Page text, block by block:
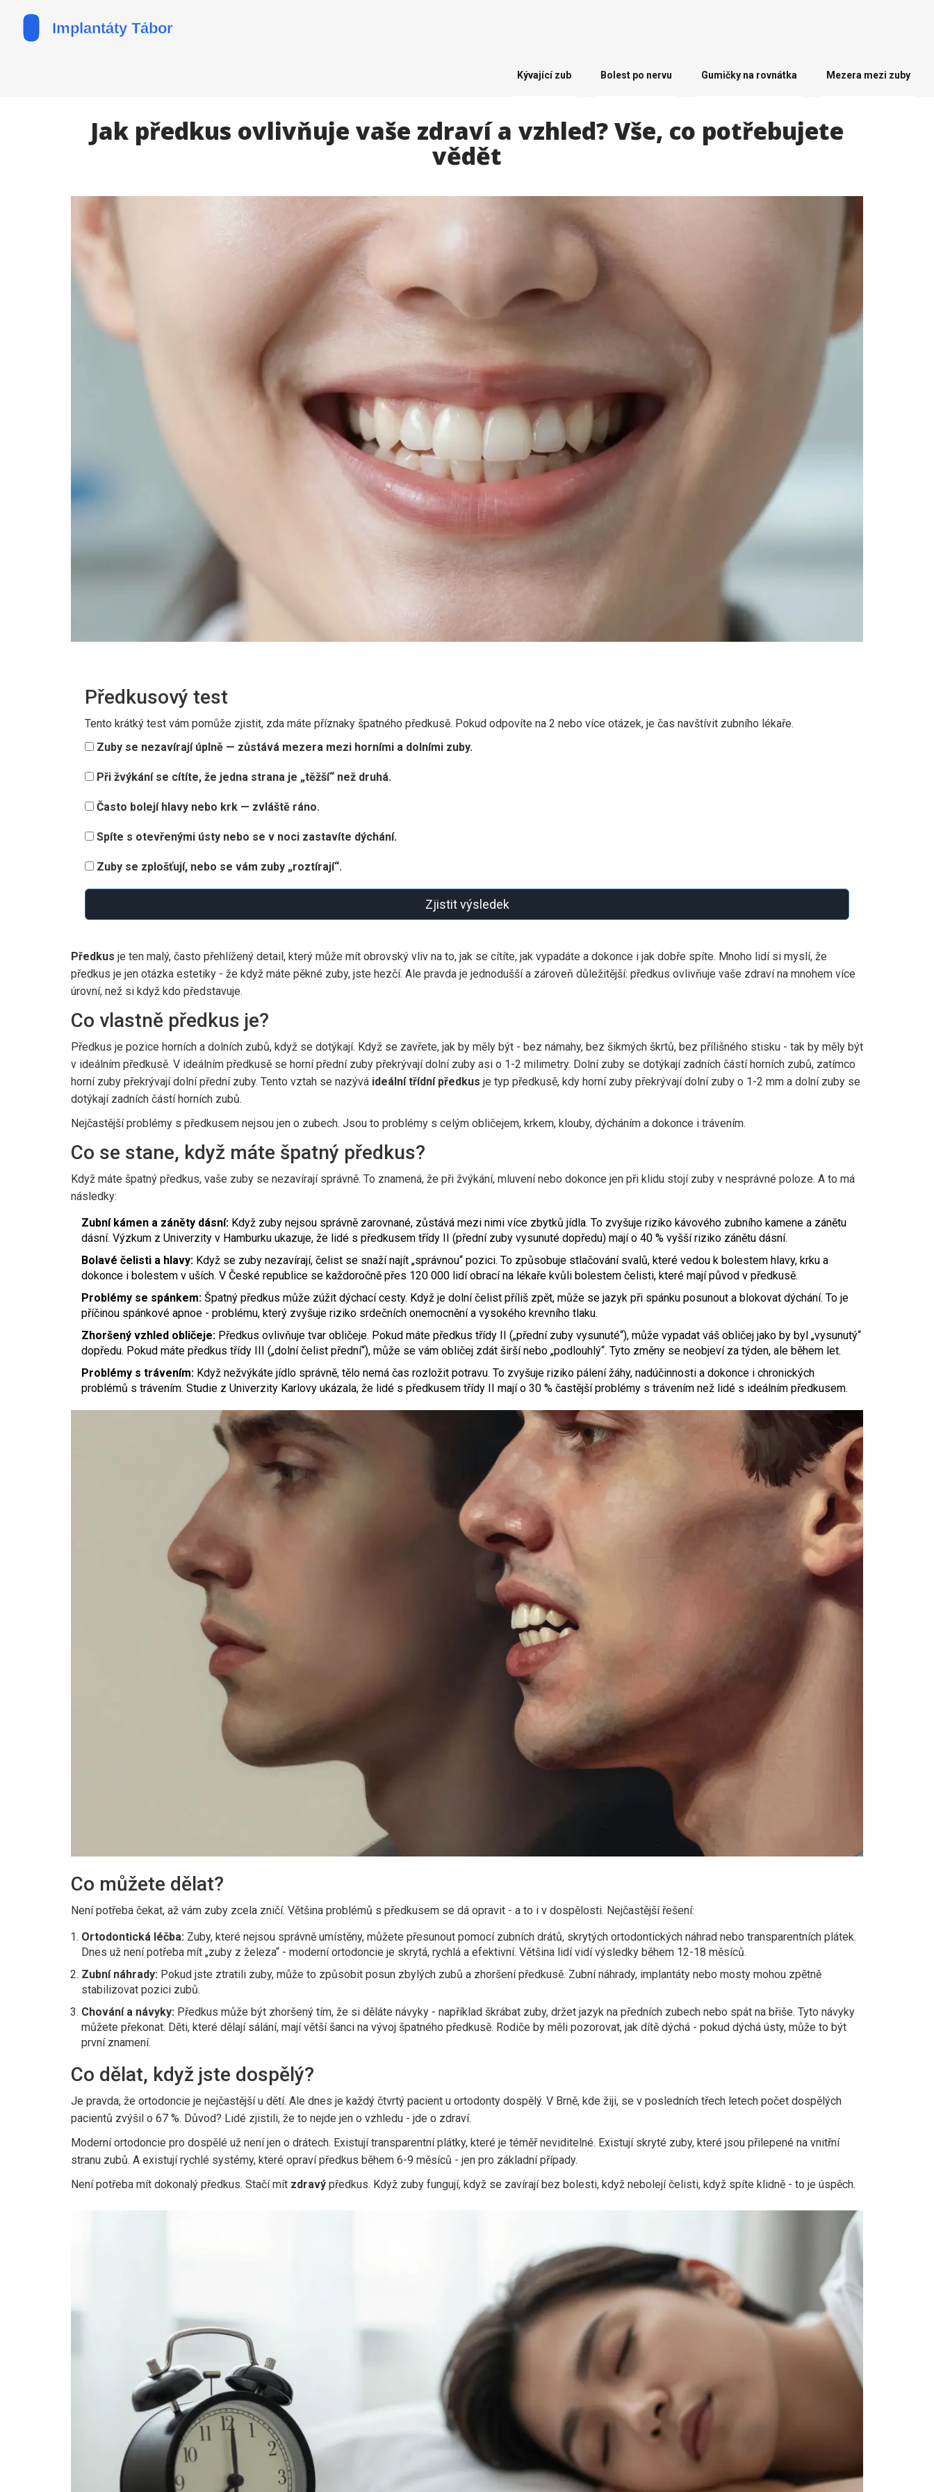
Kývající zub Bolest po nervu Gumičky na rovnátka Mezera mezi zuby
Jak předkus ovlivňuje vaše zdraví a vzhled? Vše, co potřebujete
vědět
Předkusový test
Tento krátký test vám pomůže zjistit, zda máte příznaky špatného předkusě. Pokud odpovíte na 2 nebo více otázek, je čas navštívit zubního lékaře.
Zuby se nezavírají úplně — zůstává mezera mezi horními a dolními zuby.
Při žvýkání se cítíte, že jedna strana je „těžší“ než druhá.
Často bolejí hlavy nebo krk — zvláště ráno.
Spíte s otevřenými ústy nebo se v noci zastavíte dýchání.
Zuby se zplošťují, nebo se vám zuby „roztírají“.
Zjistit výsledek
Předkus je ten malý, často přehlížený detail, který může mít obrovský vliv na to, jak se cítíte, jak vypadáte a dokonce i jak dobře spíte. Mnoho lidí si myslí, že
předkus je jen otázka estetiky - že když máte pěkné zuby, jste hezčí. Ale pravda je jednodušší a zároveň důležitější: předkus ovlivňuje vaše zdraví na mnohem více
úrovní, než si když kdo představuje.
Co vlastně předkus je?
Předkus je pozice horních a dolních zubů, když se dotýkají. Když se zavřete, jak by měly být - bez námahy, bez šikmých škrtů, bez přílišného stisku - tak by měly být
v ideálním předkusě. V ideálním předkusě se horní přední zuby překrývají dolní zuby asi o 1-2 milimetry. Dolní zuby se dotýkají zadních částí horních zubů, zatímco
horní zuby překrývají dolní přední zuby. Tento vztah se nazývá ideální třídní předkus je typ předkusě, kdy horní zuby překrývají dolní zuby o 1-2 mm a dolní zuby se
dotýkají zadních částí horních zubů.
Nejčastější problémy s předkusem nejsou jen o zubech. Jsou to problémy s celým obličejem, krkem, klouby, dýcháním a dokonce i trávením.
Co se stane, když máte špatný předkus?
Když máte špatný předkus, vaše zuby se nezavírají správně. To znamená, že při žvýkání, mluvení nebo dokonce jen při klidu stojí zuby v nesprávné poloze. A to má
následky:
Zubní kámen a záněty dásní: Když zuby nejsou správně zarovnané, zůstává mezi nimi více zbytků jídla. To zvyšuje riziko kávového zubního kamene a zánětu
dásní. Výzkum z Univerzity v Hamburku ukazuje, že lidé s předkusem třídy II (přední zuby vysunuté dopředu) mají o 40 % vyšší riziko zánětu dásní.
Bolavé čelisti a hlavy: Když se zuby nezavírají, čelist se snaží najít „správnou“ pozici. To způsobuje stlačování svalů, které vedou k bolestem hlavy, krku a
dokonce i bolestem v uších. V České republice se každoročně přes 120 000 lidí obrací na lékaře kvůli bolestem čelisti, které mají původ v předkusě.
Problémy se spánkem: Špatný předkus může zúžit dýchací cesty. Když je dolní čelist příliš zpět, může se jazyk při spánku posunout a blokovat dýchání. To je
příčinou spánkové apnoe - problému, který zvyšuje riziko srdečních onemocnění a vysokého krevního tlaku.
Zhoršený vzhled obličeje: Předkus ovlivňuje tvar obličeje. Pokud máte předkus třídy II („přední zuby vysunuté“), může vypadat váš obličej jako by byl „vysunutý“
dopředu. Pokud máte předkus třídy III („dolní čelist přední“), může se vám obličej zdát širší nebo „podlouhlý“. Tyto změny se neobjeví za týden, ale během let.
Problémy s trávením: Když nežvýkáte jídlo správně, tělo nemá čas rozložit potravu. To zvyšuje riziko pálení žáhy, nadúčinnosti a dokonce i chronických
problémů s trávením. Studie z Univerzity Karlovy ukázala, že lidé s předkusem třídy II mají o 30 % častější problémy s trávením než lidé s ideálním předkusem.
Co můžete dělat?
Není potřeba čekat, až vám zuby zcela zničí. Většina problémů s předkusem se dá opravit - a to i v dospělosti. Nejčastější řešení:
Ortodontická léčba: Zuby, které nejsou správně umístěny, můžete přesunout pomocí zubních drátů, skrytých ortodontických náhrad nebo transparentních plátek.
Dnes už není potřeba mít „zuby z železa“ - moderní ortodoncie je skrytá, rychlá a efektivní. Většina lidí vidí výsledky během 12-18 měsíců.
Zubní náhrady: Pokud jste ztratili zuby, může to způsobit posun zbylých zubů a zhoršení předkusě. Zubní náhrady, implantáty nebo mosty mohou zpětně
stabilizovat pozici zubů.
Chování a návyky: Předkus může být zhoršený tím, že si děláte návyky - například škrábat zuby, držet jazyk na předních zubech nebo spát na břiše. Tyto návyky
můžete překonat. Děti, které dělají sálání, mají větší šanci na vývoj špatného předkusě. Rodiče by měli pozorovat, jak dítě dýchá - pokud dýchá ústy, může to být
první znamení.
Co dělat, když jste dospělý?
Je pravda, že ortodoncie je nejčastější u dětí. Ale dnes je každý čtvrtý pacient u ortodonty dospělý. V Brně, kde žiji, se v posledních třech letech počet dospělých
pacientů zvýšil o 67 %. Důvod? Lidé zjistili, že to nejde jen o vzhledu - jde o zdraví.
Moderní ortodoncie pro dospělé už není jen o drátech. Existují transparentní plátky, které je téměř neviditelné. Existují skryté zuby, které jsou přilepené na vnitřní
stranu zubů. A existují rychlé systémy, které opraví předkus během 6-9 měsíců - jen pro základní případy.
Není potřeba mít dokonalý předkus. Stačí mít zdravý předkus. Když zuby fungují, když se zavírají bez bolesti, když nebolejí čelisti, když spíte klidně - to je úspěch.